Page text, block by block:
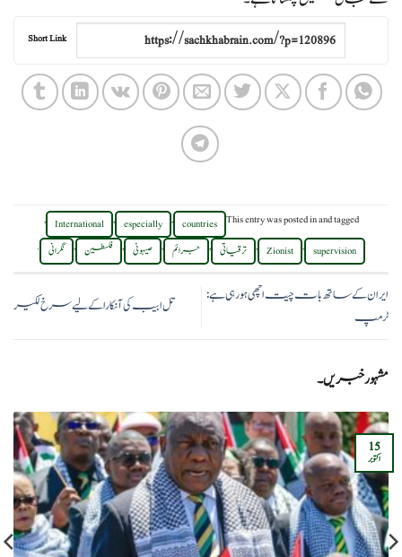
Short Link
This entry was posted inand tagged
countries
,
especially
,
International
,
supervision
,
Zionist
, ترقیاتی , جرائم , صیہونی , فلسطین , نگرانی .
ایران کے ساتھ بات چیت اچھی ہو رہی ہے:
ٹرمپ
تل ابیب کی آنکارا کے لیے سرخ لکیر
مشہور خبریں۔
15
اکتوبر